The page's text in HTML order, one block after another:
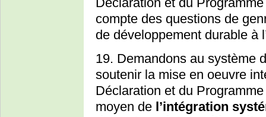
compte des questions de
de développement durable à
19. Demandons au système
soutenir la mise en oeuvre
Déclaration et du
moyen de l’intégration